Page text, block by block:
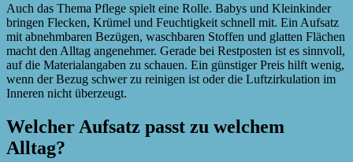
Auch das Thema Pflege spielt eine Rolle. Babys und Kleinkinder
bringen Flecken, Krümel und Feuchtigkeit schnell mit. Ein Aufsatz
mit abnehmbaren Bezügen, waschbaren Stoffen und glatten Flächen
macht den Alltag angenehmer. Gerade bei Restposten ist es sinnvoll,
auf die Materialangaben zu schauen. Ein günstiger Preis hilft wenig,
wenn der Bezug schwer zu reinigen ist oder die Luftzirkulation im
Inneren nicht überzeugt.
Welcher Aufsatz passt zu welchem
Alltag?